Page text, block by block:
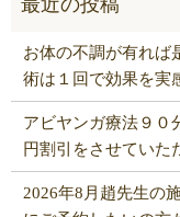
お体の不調が有れば
術は１回で効果を実
アビヤンガ療法９０
円割引をさせていた
2026年8月趙先生の